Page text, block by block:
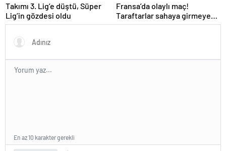
Takımı 3. Lig’e düştü, Süper
Lig’in gözdesi oldu
Fransa’da olaylı maç!
Taraftarlar sahaya girmeye
çalıştı!
En az 10 karakter gerekli